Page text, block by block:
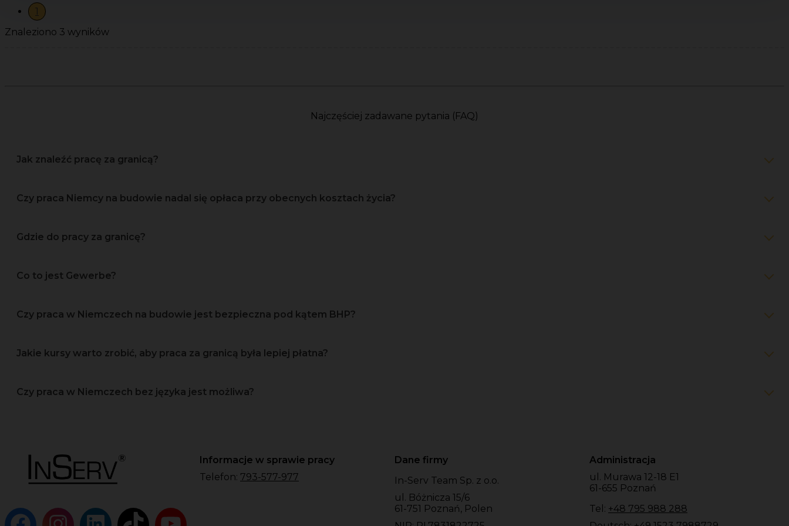
1
Znaleziono 3 wyników
Najczęściej zadawane pytania (FAQ)
Jak znaleźć pracę za granicą?
Czy praca Niemcy na budowie nadal się opłaca przy obecnych kosztach życia?
Gdzie do pracy za granicę?
Co to jest Gewerbe?
Czy praca w Niemczech na budowie jest bezpieczna pod kątem BHP?
Jakie kursy warto zrobić, aby praca za granicą była lepiej płatna?
Czy praca w Niemczech bez języka jest możliwa?
Informacje w sprawie pracy
Telefon: 793-577-977
Dane firmy
In-Serv Team Sp. z o.o.
ul. Bóżnicza 15/6
61-751 Poznań, Polen
Administracja
ul. Murawa 12-18 E1
61-655 Poznań
Tel: +48 795 988 288